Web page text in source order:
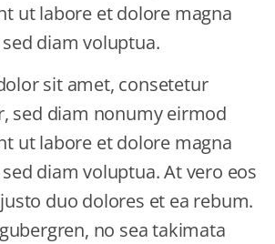
ut labore et dolore magna
diam voluptua.
sit amet, consetetur
sed diam nonumy eirmod
ut labore et dolore magna
diam voluptua. At vero eos
duo dolores et ea rebum.
no sea takimata